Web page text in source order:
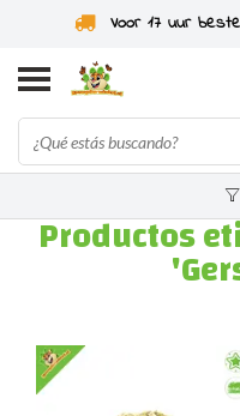
Voor 17 uur
Productos